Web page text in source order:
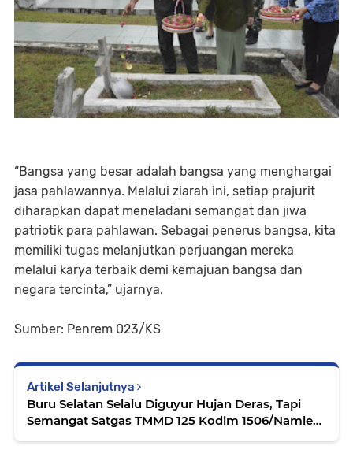
“Bangsa yang besar adalah bangsa yang menghargai
jasa pahlawannya. Melalui ziarah ini, setiap prajurit
diharapkan dapat meneladani semangat dan jiwa
patriotik para pahlawan. Sebagai penerus bangsa, kita
memiliki tugas melanjutkan perjuangan mereka
melalui karya terbaik demi kemajuan bangsa dan
negara tercinta,” ujarnya.
Sumber: Penrem 023/KS
Artikel Selanjutnya
Buru Selatan Selalu Diguyur Hujan Deras, Tapi
Semangat Satgas TMMD 125 Kodim 1506/Namlea